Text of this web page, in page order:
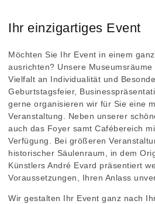
Ihr einzigartiges Event
Möchten Sie Ihr Event in einem
ausrichten? Unsere
Vielfalt an Individualität und
Geburtstagsfeier,
gerne organisieren wir für Sie eine
Veranstaltung. Neben unserer
auch das Foyer samt Cafébereich
Verfügung. Bei größeren
historischer Säulenraum, in dem
Künstlers André Evard präsentiert
Voraussetzungen, Ihren Anlass
Wir gestalten Ihr Event ganz nach